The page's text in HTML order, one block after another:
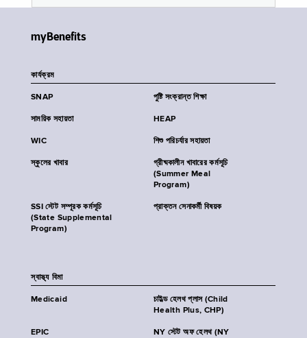
myBenefits
কার্যক্রম
SNAP পুষ্টি সংক্রান্ত শিক্ষা
সাময়িক সহায়তা HEAP
WIC শিশু পরিচর্যার সহায়তা
স্কুলের খাবার
গ্রীষ্মকালীন খাবারের কর্মসূচি
(Summer Meal
Program)
SSI স্টেট সম্পূরক কর্মসূচি
(State Supplemental
Program)
প্রাক্তন সেনাকর্মী বিষয়ক
স্বাস্থ্য বিমা
Medicaid
চাইল্ড হেলথ প্লাস (Child
Health Plus, CHP)
EPIC
NY স্টেট অফ হেলথ (NY